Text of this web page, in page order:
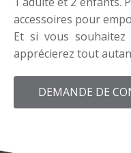
accessoires pour
Et si vous
apprécierez tout
DEMANDE DE